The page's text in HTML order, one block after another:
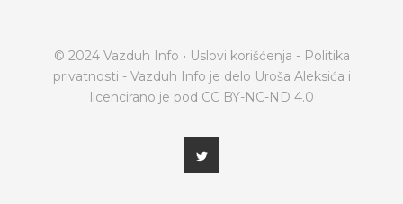
© 2024 Vazduh Info • Uslovi korišćenja - Politika
privatnosti - Vazduh Info je delo Uroša Aleksića i
licencirano je pod CC BY-NC-ND 4.0